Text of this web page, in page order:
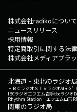
株式会社radikoについて
ニュースリリース
採用情報
特定商取引に関する法
株式会社メディアプラ
北海道・東北のラジオ局
ＨＢＣラジオＳＴＶラジオAIR-G'
IBCラジオエフエム岩手tbcラジオ
Rhythm Station エフエム山形
関東のラジオ局